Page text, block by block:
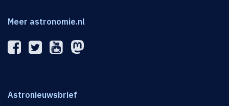
Meer astronomie.nl
Astronieuwsbrief